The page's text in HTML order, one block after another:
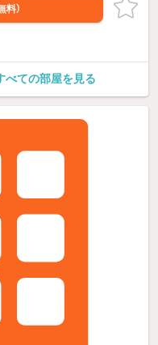
料）
べての部屋を見る